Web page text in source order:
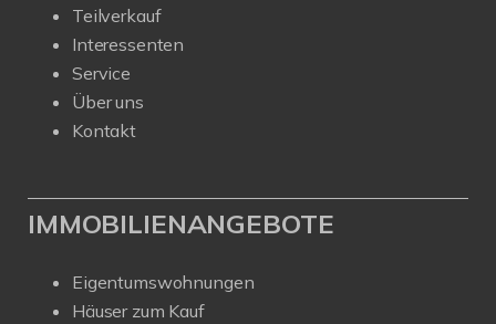
Teilverkauf
Interessenten
Service
Über uns
Kontakt
IMMOBILIENANGEBOTE
Eigentumswohnungen
Häuser zum Kauf